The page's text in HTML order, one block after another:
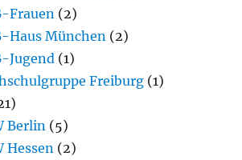
Frauen (2)
Haus München (2)
Jugend (1)
Freiburg (1)
Berlin (5)
Hessen (2)